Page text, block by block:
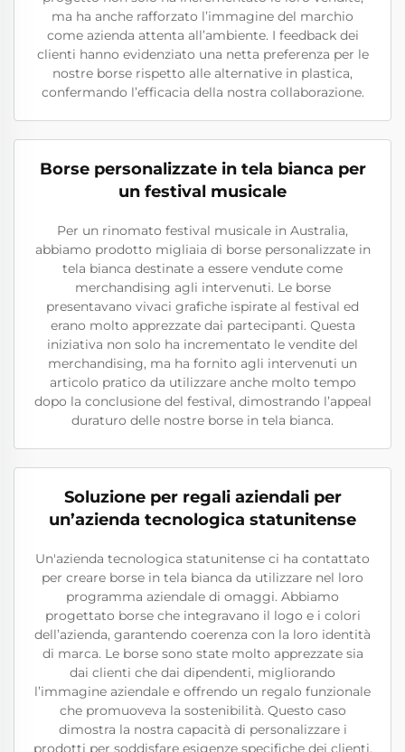
ma ha anche rafforzato l’immagine del marchio
come azienda attenta all’ambiente. I feedback dei
clienti hanno evidenziato una netta preferenza per le
nostre borse rispetto alle alternative in plastica,
confermando l’efficacia della nostra collaborazione.
Borse personalizzate in tela bianca per
un festival musicale
Per un rinomato festival musicale in Australia,
abbiamo prodotto migliaia di borse personalizzate in
tela bianca destinate a essere vendute come
merchandising agli intervenuti. Le borse
presentavano vivaci grafiche ispirate al festival ed
erano molto apprezzate dai partecipanti. Questa
iniziativa non solo ha incrementato le vendite del
merchandising, ma ha fornito agli intervenuti un
articolo pratico da utilizzare anche molto tempo
dopo la conclusione del festival, dimostrando l’appeal
duraturo delle nostre borse in tela bianca.
Soluzione per regali aziendali per
un’azienda tecnologica statunitense
Un'azienda tecnologica statunitense ci ha contattato
per creare borse in tela bianca da utilizzare nel loro
programma aziendale di omaggi. Abbiamo
progettato borse che integravano il logo e i colori
dell’azienda, garantendo coerenza con la loro identità
di marca. Le borse sono state molto apprezzate sia
dai clienti che dai dipendenti, migliorando
l’immagine aziendale e offrendo un regalo funzionale
che promuoveva la sostenibilità. Questo caso
dimostra la nostra capacità di personalizzare i
prodotti per soddisfare esigenze specifiche dei clienti,